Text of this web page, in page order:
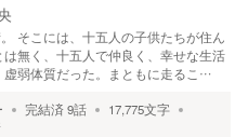
そこには、十五人の子供たちが住ん
無く、十五人で仲良く、幸せな生活
虚弱体質だった。まともに走るこ…
完結済9話 17,775文字